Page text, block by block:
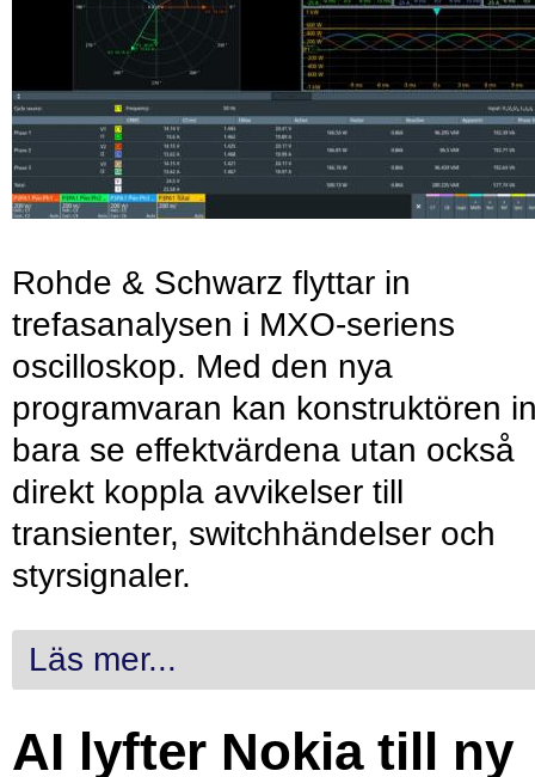
Rohde & Schwarz flyttar in
trefasanalysen i MXO-seriens
oscilloskop. Med den nya
programvaran kan konstruktören
bara se effektvärdena utan också
direkt koppla avvikelser till
transienter, switchhändelser och
styrsignaler.
Läs mer...
AI lyfter Nokia till ny